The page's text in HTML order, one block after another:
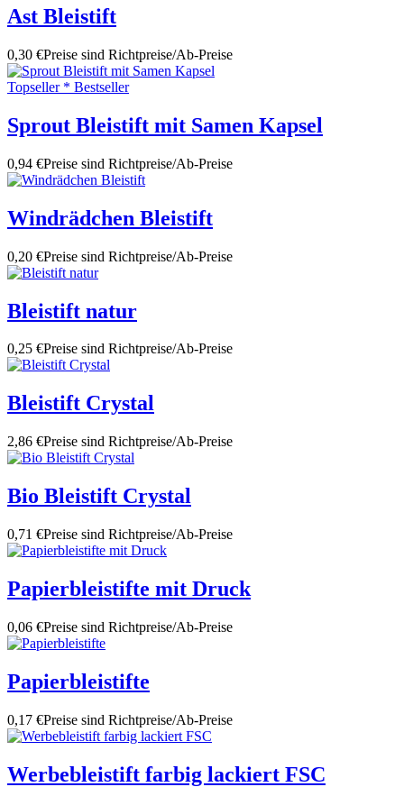
Ast Bleistift
0,30 €Preise sind Richtpreise/Ab-Preise
Topseller * Bestseller
Sprout Bleistift mit Samen Kapsel
0,94 €Preise sind Richtpreise/Ab-Preise
Windrädchen Bleistift
0,20 €Preise sind Richtpreise/Ab-Preise
Bleistift natur
0,25 €Preise sind Richtpreise/Ab-Preise
Bleistift Crystal
2,86 €Preise sind Richtpreise/Ab-Preise
Bio Bleistift Crystal
0,71 €Preise sind Richtpreise/Ab-Preise
Papierbleistifte mit Druck
0,06 €Preise sind Richtpreise/Ab-Preise
Papierbleistifte
0,17 €Preise sind Richtpreise/Ab-Preise
Werbebleistift farbig lackiert FSC